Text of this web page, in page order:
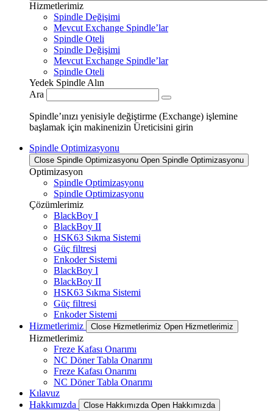
Hizmetlerimiz
Spindle Değişimi
Mevcut Exchange Spindle’lar
Spindle Oteli
Spindle Değişimi
Mevcut Exchange Spindle’lar
Spindle Oteli
Yedek Spindle Alın
Ara
Spindle’ınızı yenisiyle değiştirme (Exchange) işlemine
başlamak için makinenizin Üreticisini girin
Spindle Optimizasyonu
Close Spindle Optimizasyonu Open Spindle Optimizasyonu
Optimizasyon
Spindle Optimizasyonu
Spindle Optimizasyonu
Çözümlerimiz
BlackBoy I
BlackBoy II
HSK63 Sıkma Sistemi
Güç filtresi
Enkoder Sistemi
BlackBoy I
BlackBoy II
HSK63 Sıkma Sistemi
Güç filtresi
Enkoder Sistemi
Hizmetlerimiz
Close Hizmetlerimiz Open Hizmetlerimiz
Hizmetlerimiz
Freze Kafası Onarımı
NC Döner Tabla Onarımı
Freze Kafası Onarımı
NC Döner Tabla Onarımı
Kılavuz
Hakkımızda
Close Hakkımızda Open Hakkımızda